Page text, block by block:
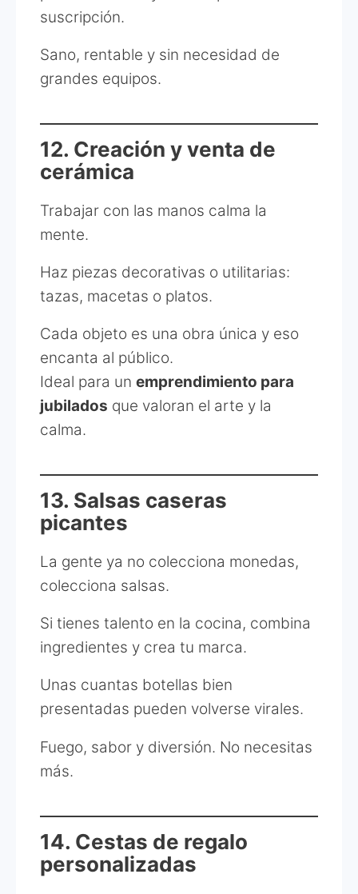
suscripción.
Sano, rentable y sin necesidad de
grandes equipos.
12. Creación y venta de
cerámica
Trabajar con las manos calma la
mente.
Haz piezas decorativas o utilitarias:
tazas, macetas o platos.
Cada objeto es una obra única y eso
encanta al público.
Ideal para un emprendimiento para
jubilados que valoran el arte y la
calma.
13. Salsas caseras
picantes
La gente ya no colecciona monedas,
colecciona salsas.
Si tienes talento en la cocina, combina
ingredientes y crea tu marca.
Unas cuantas botellas bien
presentadas pueden volverse virales.
Fuego, sabor y diversión. No necesitas
más.
14. Cestas de regalo
personalizadas